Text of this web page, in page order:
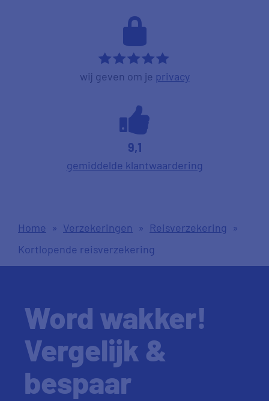
*****
wij geven om je privacy
9,1
gemiddelde klantwaardering
Home » Verzekeringen » Reisverzekering »
Kortlopende reisverzekering
Word wakker!
Vergelijk &
bespaar